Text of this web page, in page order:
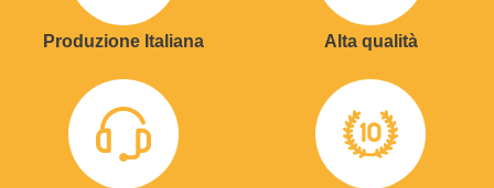
Produzione Italiana Alta qualità